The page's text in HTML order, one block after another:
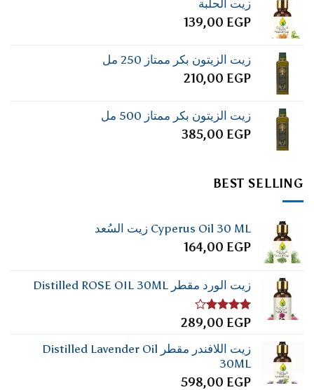
زيت الحلبة
139,00 EGP
زيت الزيتون بكر ممتاز 250 مل
210,00 EGP
زيت الزيتون بكر ممتاز 500 مل
385,00 EGP
BEST SELLING
Cyperus Oil 30 ML زيت السُعد
164,00 EGP
زيت الورد مقطر Distilled ROSE OIL 30ML
تم
من
5
289,00 EGP
زيت اللافندر مقطر Distilled Lavender Oil
30ML
598,00 EGP